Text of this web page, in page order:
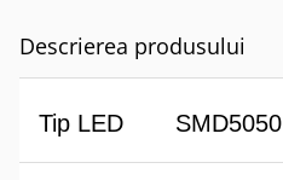
Descrierea produsului
Tip LED SMD5050